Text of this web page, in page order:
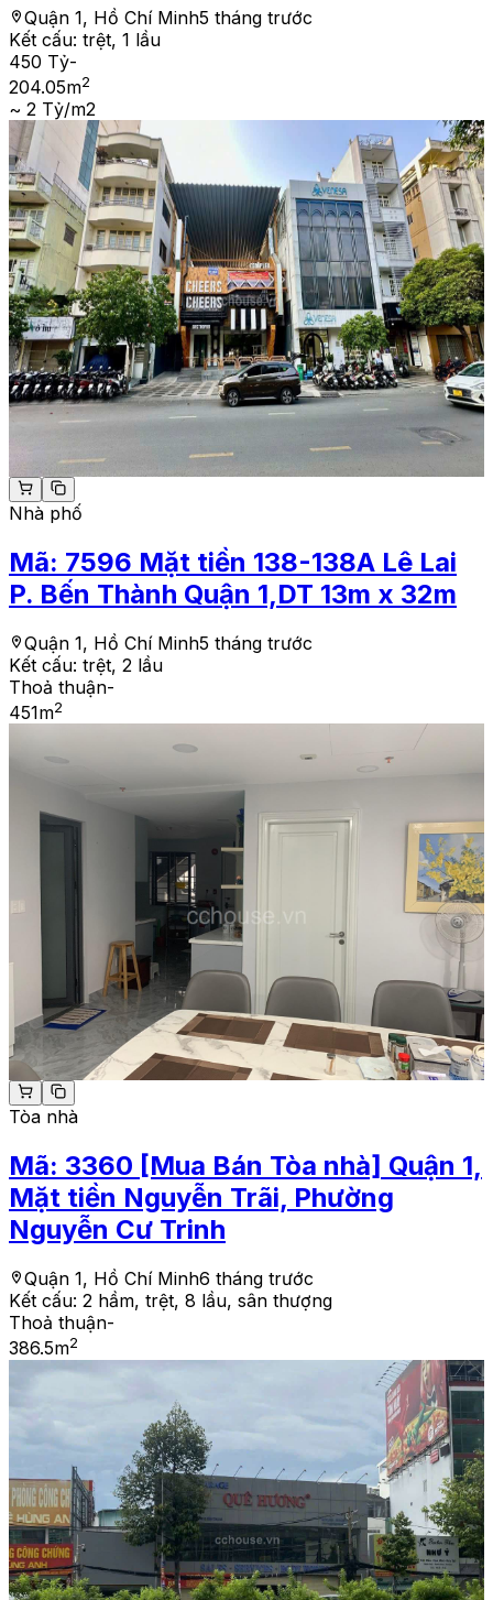
Quận 1, Hồ Chí Minh5 tháng trước
Kết cấu: trệt, 1 lầu
450 Tỷ-
204.05m2
~ 2 Tỷ/m2
Nhà phố
Mã: 7596 Mặt tiền 138-138A Lê Lai
P. Bến Thành Quận 1,DT 13m x 32m
Quận 1, Hồ Chí Minh5 tháng trước
Kết cấu: trệt, 2 lầu
Thoả thuận-
451m2
Tòa nhà
Mã: 3360 [Mua Bán Tòa nhà] Quận 1,
Mặt tiền Nguyễn Trãi, Phường
Nguyễn Cư Trinh
Quận 1, Hồ Chí Minh6 tháng trước
Kết cấu: 2 hầm, trệt, 8 lầu, sân thượng
Thoả thuận-
386.5m2